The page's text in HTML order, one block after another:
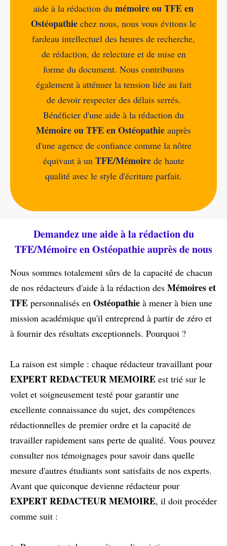
aide à la rédaction du mémoire ou TFE en
Ostéopathie chez nous, nous vous évitons le
fardeau intellectuel des heures de recherche,
de rédaction, de relecture et de mise en
forme du document. Nous contribuons
également à atténuer la tension liée au fait
de devoir respecter des délais serrés.
Bénéficier d'une aide à la rédaction du
Mémoire ou TFE en Ostéopathie auprès
d'une agence de confiance comme la nôtre
équivaut à un TFE/Mémoirede haute
qualité avec le style d'écriture parfait.
Demandez une aide à la rédaction du
TFE/Mémoire en Ostéopathie auprès de nous
Nous sommes totalement sûrs de la capacité de chacun
de nos rédacteurs d'aide à la rédaction des Mémoires et
TFE personnalisés en Ostéopathie à mener à bien une
mission académique qu'il entreprend à partir de zéro et
à fournir des résultats exceptionnels. Pourquoi ?
La raison est simple : chaque rédacteur travaillant pour
EXPERT REDACTEUR MEMOIRE est trié sur le
volet et soigneusement testé pour garantir une
excellente connaissance du sujet, des compétences
rédactionnelles de premier ordre et la capacité de
travailler rapidement sans perte de qualité. Vous pouvez
consulter nos témoignages pour savoir dans quelle
mesure d'autres étudiants sont satisfaits de nos experts.
Avant que quiconque devienne rédacteur pour
EXPERT REDACTEUR MEMOIRE, il doit procéder
comme suit :